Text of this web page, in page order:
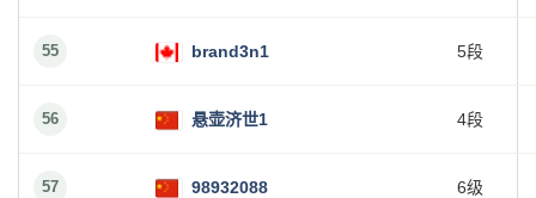
55 brand3n1 5段
56 悬壶济世1 4段
57 98932088 6级